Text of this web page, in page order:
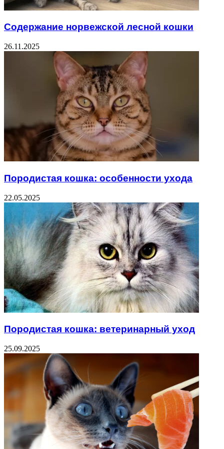
Содержание норвежской лесной кошки
26.11.2025
Породистая кошка: особенности ухода
22.05.2025
Породистая кошка: ветеринарный уход
25.09.2025